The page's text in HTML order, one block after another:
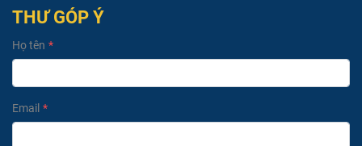
THƯ GÓP Ý
Họ tên
Email